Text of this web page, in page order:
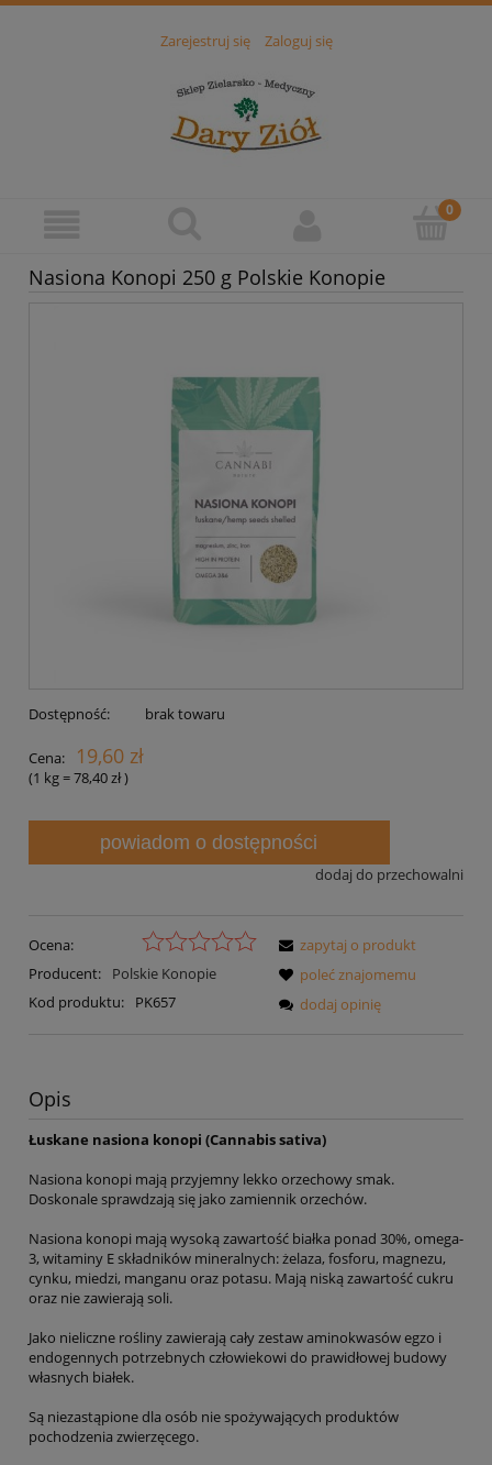
Zarejestruj się Zaloguj się
Nasiona Konopi 250 g Polskie Konopie
Dostępność: brak towaru
Cena: 19,60 zł
(1 kg=78,40 zł)
powiadom o dostępności
dodaj do przechowalni
Ocena:
Producent:
Polskie Konopie
Kod produktu:
PK657
zapytaj o produkt
poleć znajomemu
dodaj opinię
Opis
Łuskane nasiona konopi (Cannabis sativa)
Nasiona konopi mają przyjemny lekko orzechowy smak.
Doskonale sprawdzają się jako zamiennik orzechów.
Nasiona konopi mają wysoką zawartość białka ponad 30%, omega-
3, witaminy E składników mineralnych: żelaza, fosforu, magnezu,
cynku, miedzi, manganu oraz potasu. Mają niską zawartość cukru
oraz nie zawierają soli.
Jako nieliczne rośliny zawierają cały zestaw aminokwasów egzo i
endogennych potrzebnych człowiekowi do prawidłowej budowy
własnych białek.
Są niezastąpione dla osób nie spożywających produktów
pochodzenia zwierzęcego.